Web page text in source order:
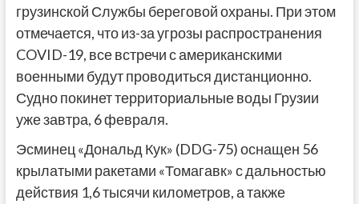
грузинской Службы береговой охраны. При этом
отмечается, что из-за угрозы распространения
COVID-19, все встречи с американскими
военными будут проводиться дистанционно.
Судно покинет территориальные воды Грузии
уже завтра, 6 февраля.
Эсминец «Дональд Кук» (DDG-75) оснащен 56
крылатыми ракетами «Томагавк» с дальностью
действия 1,6 тысячи километров, а также